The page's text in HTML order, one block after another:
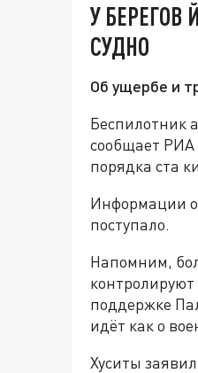
У
СУДНО
Об ущербе и
Беспилотник
сообщает РИА
порядка ста
Информации о
поступало.
Напомним,
поддержке
идёт как о
Хуситы